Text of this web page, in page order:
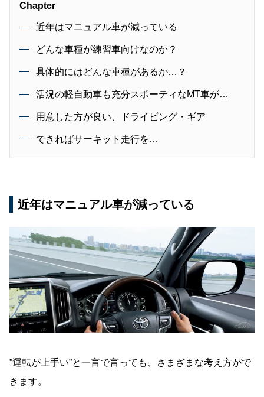
Chapter
近年はマニュアル車が減っている
どんな車種が練習車向けなのか？
具体的にはどんな車種があるか…？
活況の軽自動車も充分スポーティなMT車が…
用意した方が良い、ドライビング・ギア
できればサーキット走行を…
近年はマニュアル車が減っている
”運転が上手い”と一言で言っても、さまざまな考え方がで
きます。